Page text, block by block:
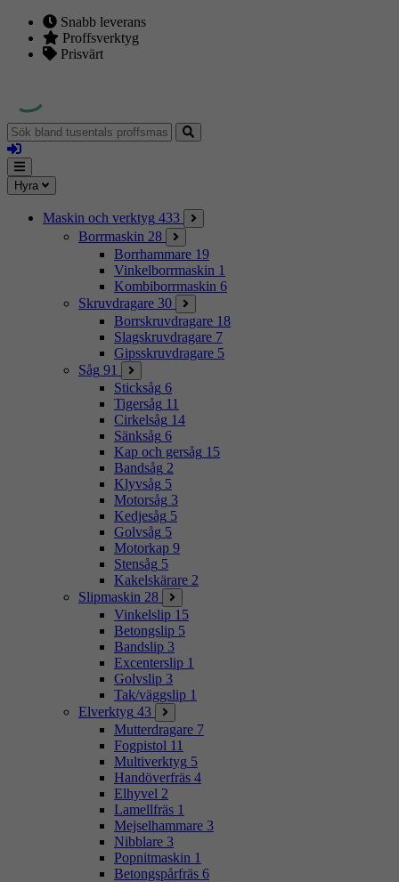
Snabb leverans
Proffsverktyg
Prisvärt
Sök
bland
tusentals
proffsmaskiner
Logga
in
Mina
sidor
Meny
Hyra
Maskin och verktyg 433
Borrmaskin 28
Borrhammare 19
Vinkelborrmaskin 1
Kombiborrmaskin 6
Skruvdragare 30
Borrskruvdragare 18
Slagskruvdragare 7
Gipsskruvdragare 5
Såg 91
Sticksåg 6
Tigersåg 11
Cirkelsåg 14
Sänksåg 6
Kap och gersåg 15
Bandsåg 2
Klyvsåg 5
Motorsåg 3
Kedjesåg 5
Golvsåg 5
Motorkap 9
Stensåg 5
Kakelskärare 2
Slipmaskin 28
Vinkelslip 15
Betongslip 5
Bandslip 3
Excenterslip 1
Golvslip 3
Tak/väggslip 1
Elverktyg 43
Mutterdragare 7
Fogpistol 11
Multiverktyg 5
Handöverfräs 4
Elhyvel 2
Lamellfräs 1
Mejselhammare 3
Nibblare 3
Popnitmaskin 1
Betongspårfräs 6